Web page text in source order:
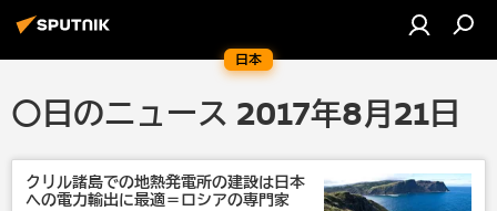
日本
〇日のニュース 2017年8月21日
クリル諸島での地熱発電所の建設は日本
への電力輸出に最適＝ロシアの専門家